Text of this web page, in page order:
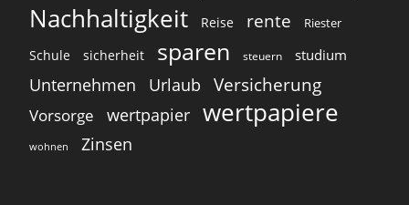
Nachhaltigkeit Reise rente Riester
Schule sicherheit sparen steuern studium
Unternehmen Urlaub Versicherung
Vorsorge wertpapier wertpapiere
wohnen Zinsen